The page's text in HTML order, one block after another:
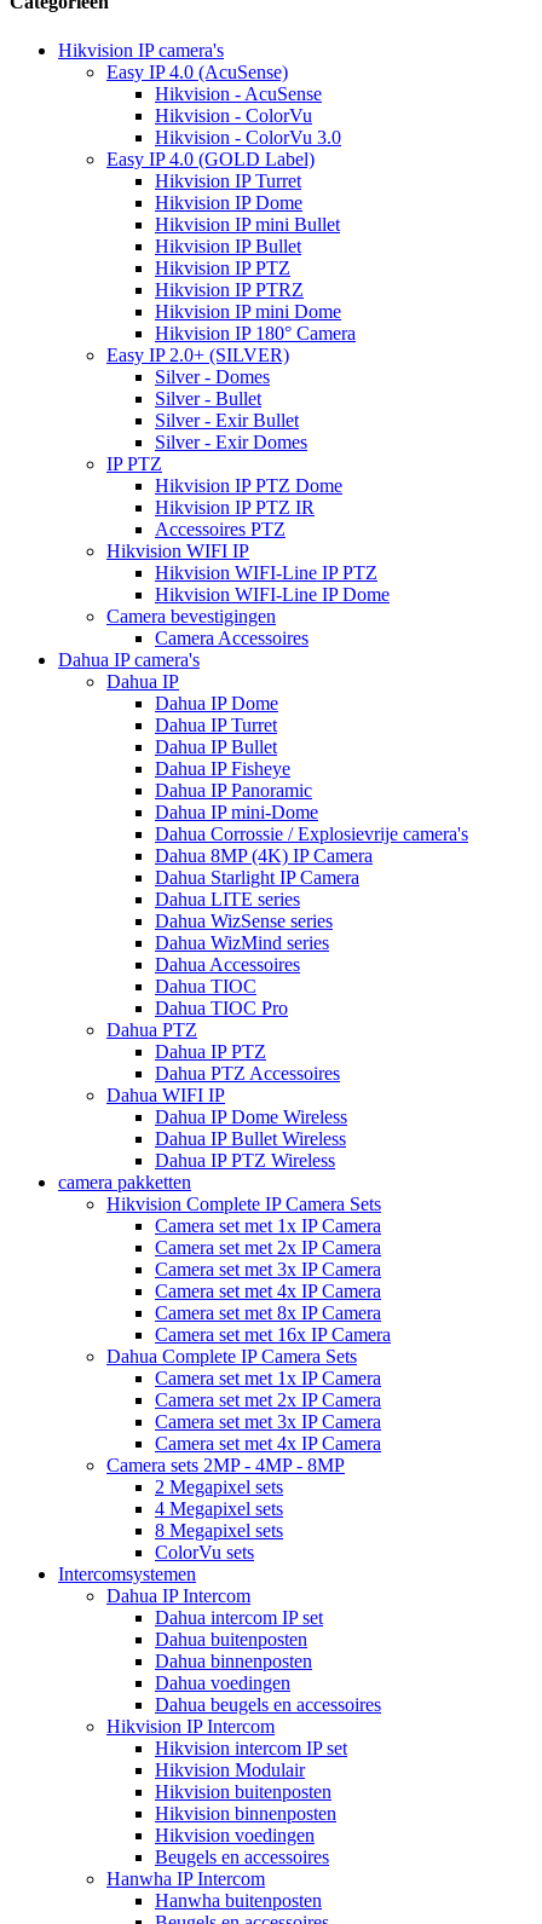
Hikvision IP camera's
Easy IP 4.0 (AcuSense)
Hikvision - AcuSense
Hikvision - ColorVu
Hikvision - ColorVu 3.0
Easy IP 4.0 (GOLD Label)
Hikvision IP Turret
Hikvision IP Dome
Hikvision IP mini Bullet
Hikvision IP Bullet
Hikvision IP PTZ
Hikvision IP PTRZ
Hikvision IP mini Dome
Hikvision IP 180° Camera
Easy IP 2.0+ (SILVER)
Silver - Domes
Silver - Bullet
Silver - Exir Bullet
Silver - Exir Domes
IP PTZ
Hikvision IP PTZ Dome
Hikvision IP PTZ IR
Accessoires PTZ
Hikvision WIFI IP
Hikvision WIFI-Line IP PTZ
Hikvision WIFI-Line IP Dome
Camera bevestigingen
Camera Accessoires
Dahua IP camera's
Dahua IP
Dahua IP Dome
Dahua IP Turret
Dahua IP Bullet
Dahua IP Fisheye
Dahua IP Panoramic
Dahua IP mini-Dome
Dahua Corrossie / Explosievrije camera's
Dahua 8MP (4K) IP Camera
Dahua Starlight IP Camera
Dahua LITE series
Dahua WizSense series
Dahua WizMind series
Dahua Accessoires
Dahua TIOC
Dahua TIOC Pro
Dahua PTZ
Dahua IP PTZ
Dahua PTZ Accessoires
Dahua WIFI IP
Dahua IP Dome Wireless
Dahua IP Bullet Wireless
Dahua IP PTZ Wireless
camera pakketten
Hikvision Complete IP Camera Sets
Camera set met 1x IP Camera
Camera set met 2x IP Camera
Camera set met 3x IP Camera
Camera set met 4x IP Camera
Camera set met 8x IP Camera
Camera set met 16x IP Camera
Dahua Complete IP Camera Sets
Camera set met 1x IP Camera
Camera set met 2x IP Camera
Camera set met 3x IP Camera
Camera set met 4x IP Camera
Camera sets 2MP - 4MP - 8MP
2 Megapixel sets
4 Megapixel sets
8 Megapixel sets
ColorVu sets
Intercomsystemen
Dahua IP Intercom
Dahua intercom IP set
Dahua buitenposten
Dahua binnenposten
Dahua voedingen
Dahua beugels en accessoires
Hikvision IP Intercom
Hikvision intercom IP set
Hikvision Modulair
Hikvision buitenposten
Hikvision binnenposten
Hikvision voedingen
Beugels en accessoires
Hanwha IP Intercom
Hanwha buitenposten